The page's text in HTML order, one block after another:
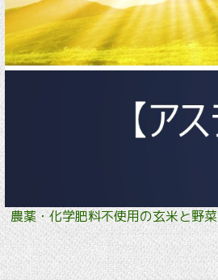
農薬・化学肥料不使用の玄米と